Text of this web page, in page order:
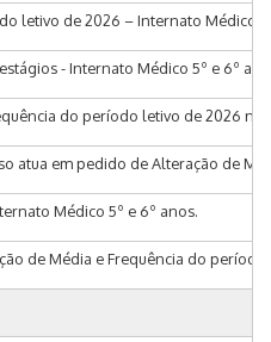
letivo de 2026 – Internato Médico
- Internato Médico 5º e 6º
do período letivo de 2026 no
atua em pedido de Alteração de
Médico 5º e 6º anos.
de Média e Frequência do